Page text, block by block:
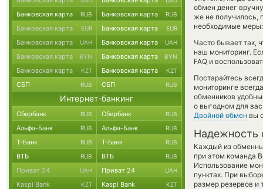
обмен денег
же не получилось,
необходимые
Часто бывает так,
наш мониторинг.
FAQ и
Постарайтесь
мониторинге
обменников
о выгодном для
Двойной обмен вы
Надежность
Каждый из
при этом команда
Использование
пунктах. При
размер резервов и
Банковская карта RUB Банковская карта RUB
Банковская карта EUR Банковская карта EUR
Банковская карта UAH Банковская карта UAH
Банковская карта BYN Банковская карта BYN
Банковская карта KZT Банковская карта KZT
СБП RUB СБП RUB
Интернет-банкинг
Сбербанк RUB Сбербанк RUB
Альфа-Банк RUB Альфа-Банк RUB
Т-Банк RUB Т-Банк RUB
ВТБ RUB ВТБ RUB
Приват 24 UAH Приват 24 UAH
Kaspi Bank KZT Kaspi Bank KZT